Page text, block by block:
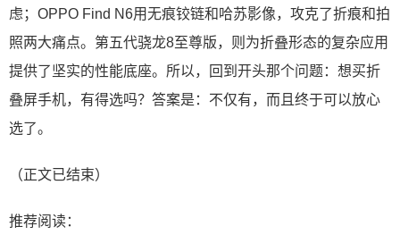
虑；OPPO Find N6用无痕铰链和哈苏影像，攻克了折痕和拍
照两大痛点。第五代骁龙8至尊版，则为折叠形态的复杂应用
提供了坚实的性能底座。所以，回到开头那个问题：想买折
叠屏手机，有得选吗？答案是：不仅有，而且终于可以放心
选了。
（正文已结束）
推荐阅读：